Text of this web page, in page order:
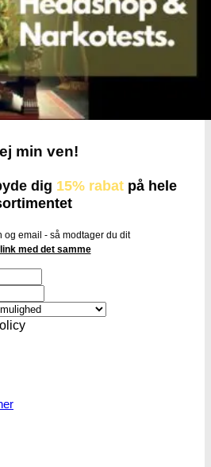
min ven!
dig 15% rabat på hele
og email - så modtager du dit
med det samme